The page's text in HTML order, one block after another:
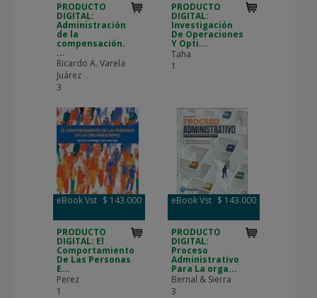
PRODUCTO
DIGITAL:
Administración
de la
compensación.
...
Ricardo A. Varela
Juárez
3
PRODUCTO
DIGITAL:
Investigación
De Operaciones
Y Opti...
Taha
1
eBook Vst $ 143.000
PRODUCTO
DIGITAL: El
Comportamiento
De Las Personas
E...
Perez
1
eBook Vst $ 143.000
PRODUCTO
DIGITAL:
Proceso
Administrativo
Para La orga...
Bernal & Sierra
3